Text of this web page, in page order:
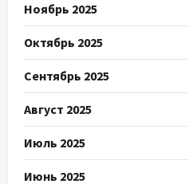
Ноябрь 2025
Октябрь 2025
Сентябрь 2025
Август 2025
Июль 2025
Июнь 2025